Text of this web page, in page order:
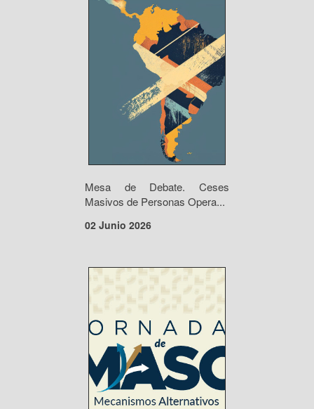
Mesa de Debate. Ceses
Masivos de Personas Opera...
02 Junio 2026